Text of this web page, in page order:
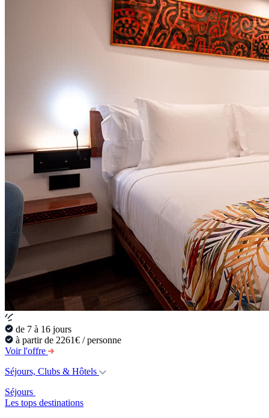
de 7 à 16 jours
à partir de 2261€ / personne
Voir l'offre
Séjours, Clubs & Hôtels
Séjours
Les tops destinations